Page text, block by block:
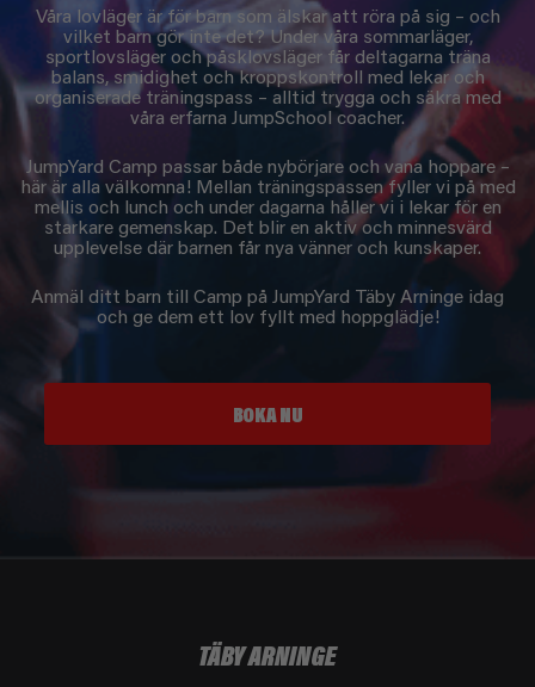
Våra lovläger är för barn som älskar att röra på sig – och
vilket barn gör inte det? Under våra sommarläger,
sportlovsläger och påsklovsläger får deltagarna träna
balans, smidighet och kroppskontroll med lekar och
organiserade träningspass – alltid trygga och säkra med
våra erfarna JumpSchool coacher.
JumpYard Camp passar både nybörjare och vana hoppare –
här är alla välkomna! Mellan träningspassen fyller vi på med
mellis och lunch och under dagarna håller vi i lekar för en
starkare gemenskap. Det blir en aktiv och minnesvärd
upplevelse där barnen får nya vänner och kunskaper.
Anmäl ditt barn till Camp på JumpYard Täby Arninge idag
och ge dem ett lov fyllt med hoppglädje!
BOKA NU
TÄBY ARNINGE